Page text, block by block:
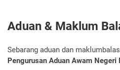
Aduan & Maklum
Sebarang aduan dan
Pengurusan Aduan Awam Negeri